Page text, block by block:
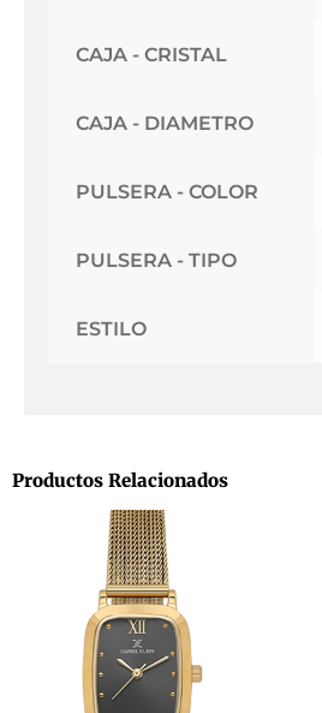
CAJA - CRISTAL
CAJA - DIAMETRO
PULSERA - COLOR
PULSERA - TIPO
ESTILO
Productos Relacionados